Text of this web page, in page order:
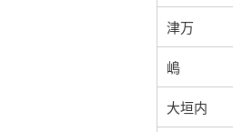
津万
嶋
大垣内